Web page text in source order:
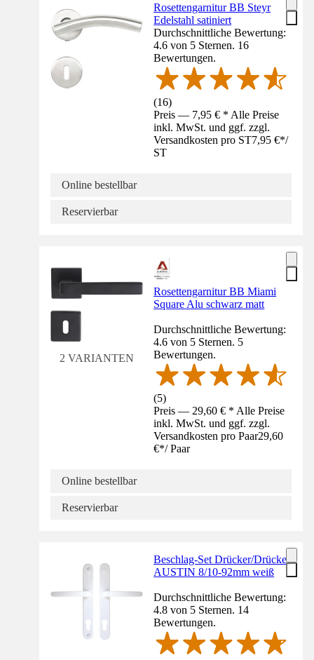
Rosettengarnitur BB Steyr
Edelstahl satiniert
Durchschnittliche Bewertung:
4.6 von 5 Sternen. 16
Bewertungen.
(16)
Preis — 7,95 € * Alle Preise
inkl. MwSt. und ggf. zzgl.
Versandkosten pro ST7,95 €*/
ST
Online bestellbar
Reservierbar
2 VARIANTEN
Rosettengarnitur BB Miami
Square Alu schwarz matt
Durchschnittliche Bewertung:
4.6 von 5 Sternen. 5
Bewertungen.
(5)
Preis — 29,60 € * Alle Preise
inkl. MwSt. und ggf. zzgl.
Versandkosten pro Paar29,60
€*/ Paar
Online bestellbar
Reservierbar
Beschlag-Set Drücker/Drücker
AUSTIN 8/10-92mm weiß
Durchschnittliche Bewertung:
4.8 von 5 Sternen. 14
Bewertungen.